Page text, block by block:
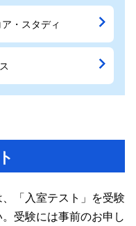
・スタディ
「入室テスト」を受験
受験には事前のお申し